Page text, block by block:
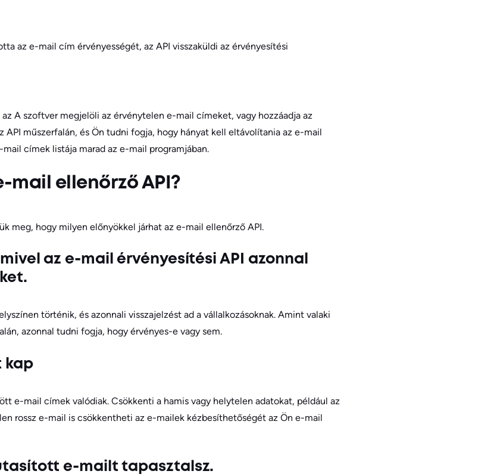
az e-mail cím érvényességét, az API visszaküldi az érvényesítési
A szoftver megjelöli az érvénytelen e-mail címeket, vagy hozzáadja az
műszerfalán, és Ön tudni fogja, hogy hányat kell eltávolítania az e-mail
címek listája marad az e-mail programjában.
mail ellenőrző API?
meg, hogy milyen előnyökkel járhat az e-mail ellenőrző API.
az e-mail érvényesítési API azonnal
történik, és azonnali visszajelzést ad a vállalkozásoknak. Amint valaki
azonnal tudni fogja, hogy érvényes-e vagy sem.
kap
e-mail címek valódiak. Csökkenti a hamis vagy helytelen adatokat, például az
rossz e-mail is csökkentheti az e-mailek kézbesíthetőségét az Ön e-mail
e-mailt tapasztalsz.